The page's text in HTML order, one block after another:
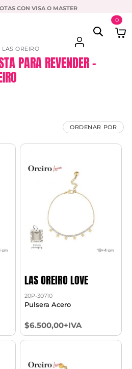
CON VISA O MASTER
0
LAS OREIRO
PARA REVENDER –
ORDENAR POR
LAS OREIRO LOVE
20P-30710
Pulsera Acero
$6.500,00+IVA